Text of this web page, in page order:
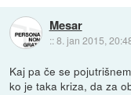
Mesar
::8. jan 2015,
Kaj pa če se
ko je taka kriza, da za